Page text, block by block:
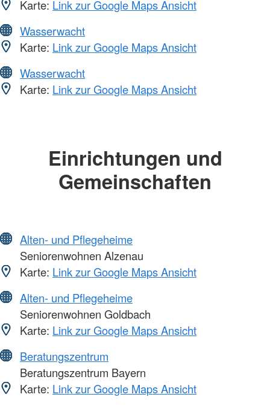
Karte: Link zur Google Maps Ansicht
Wasserwacht
Karte: Link zur Google Maps Ansicht
Wasserwacht
Karte: Link zur Google Maps Ansicht
Einrichtungen und
Gemeinschaften
Alten- und Pflegeheime
Seniorenwohnen Alzenau
Karte: Link zur Google Maps Ansicht
Alten- und Pflegeheime
Seniorenwohnen Goldbach
Karte: Link zur Google Maps Ansicht
Beratungszentrum
Beratungszentrum Bayern
Karte: Link zur Google Maps Ansicht